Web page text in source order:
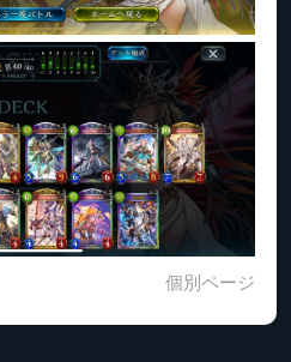
個別ページ